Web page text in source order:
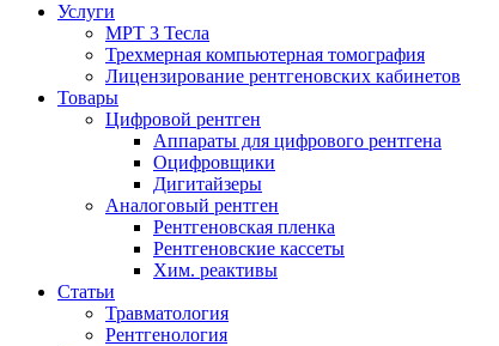
Услуги
МРТ 3 Тесла
Трехмерная компьютерная томография
Лицензирование рентгеновских кабинетов
Товары
Цифровой рентген
Аппараты для цифрового рентгена
Оцифровщики
Дигитайзеры
Аналоговый рентген
Рентгеновская пленка
Рентгеновские кассеты
Хим. реактивы
Статьи
Травматология
Рентгенология